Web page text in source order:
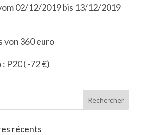
02/12/2019 bis 13/12/2019
von 360 euro
P20 ( -72 €)
récents